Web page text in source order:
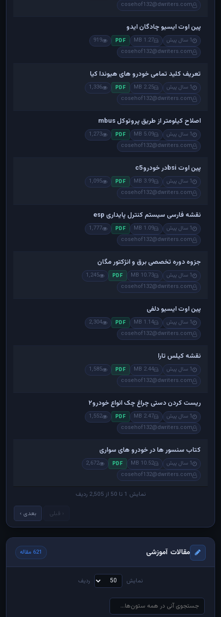
cosehof132@dwriters.com
پین اوت ایسیو چادگان ایدو
1 سال پیش 1.27 MB
PDF
919
cosehof132@dwriters.com
تعریف کلید تمامی خودرو های هیوندا کیا
1 سال پیش 2.25 MB
PDF
1,336
cosehof132@dwriters.com
اصلاح کیلومتر از طریق پروتوکل mbus
1 سال پیش 5.09 MB
PDF
1,273
cosehof132@dwriters.com
پین اوت bsiدر خودروc5
1 سال پیش 3.99 MB
PDF
1,095
cosehof132@dwriters.com
نقشه فارسی سیستم کنترل پایداری esp
1 سال پیش 1.09 MB
PDF
1,777
cosehof132@dwriters.com
جزوه دوره تخصصی برق و انژکتور مگان
1 سال پیش 10.73 MB
PDF
1,245
cosehof132@dwriters.com
پین اوت ایسیو دلفی
1 سال پیش 1.14 MB
PDF
2,304
cosehof132@dwriters.com
نقشه کیلس تارا
1 سال پیش 2.44 MB
PDF
1,585
cosehof132@dwriters.com
ریست کردن دستی چراغ چک انواع خودرو۲
1 سال پیش 2.47 MB
PDF
1,552
cosehof132@dwriters.com
کتاب سنسور ها در خودرو های سواری
1 سال پیش 10.52 MB
PDF
2,672
cosehof132@dwriters.com
نمایش 1 تا 50 از 2,505 ردیف
‹ قبلی بعدی ›
مقالات آموزشی 621 مقاله
نمایش ردیف